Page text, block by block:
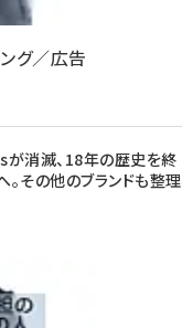
グ／広告
消滅、18年の歴史を終
。その他のブランドも整理